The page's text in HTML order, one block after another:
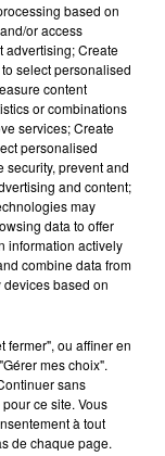
de « Love
Minogue
le single le plus
dévoilent leur
based on
or access
advertising; Create
select personalised
content
or combinations
services; Create
personalised
security, prevent and
and content;
may
data to offer
information actively
combine data from
based on
fermer", ou affiner en
mes choix".
sans
ce site. Vous
à tout
de chaque page.